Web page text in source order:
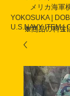
メリカ海軍
YOKOSUKA |
U.S.NAVY ITEM |
※商品の料金